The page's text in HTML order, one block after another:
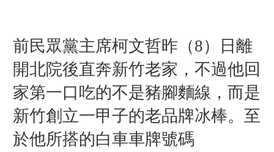
前民眾黨主席柯文哲昨（8）日離
開北院後直奔新竹老家， 不過他回
家第一口吃的不是豬腳麵線，而是
新竹創立一甲子的老品牌冰棒。 至
於他所搭的白車車牌號碼